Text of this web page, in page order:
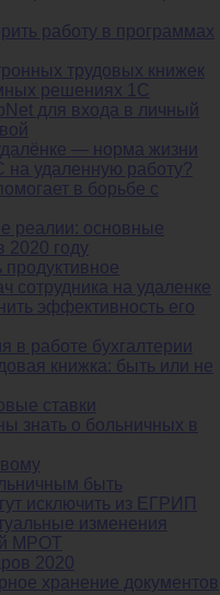
работу в программах
трудовых книжек
решениях 1С
для входа в личный
— норма жизни
на удаленную работу?
в борьбе с
реалии: основные
2020 году
продуктивное
сотрудника на удаленке
эффективность его
в работе бухгалтерии
книжка: быть или не
ставки
знать о больничных в
быть
исключить из ЕГРИП
изменения
МРОТ
2020
хранение документов